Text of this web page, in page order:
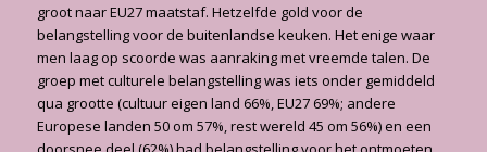
groot naar EU27 maatstaf. Hetzelfde gold voor de
belangstelling voor de buitenlandse keuken. Het enige waar
men laag op scoorde was aanraking met vreemde talen. De
groep met culturele belangstelling was iets onder gemiddeld
qua grootte (cultuur eigen land 66%, EU27 69%; andere
Europese landen 50 om 57%, rest wereld 45 om 56%) en een